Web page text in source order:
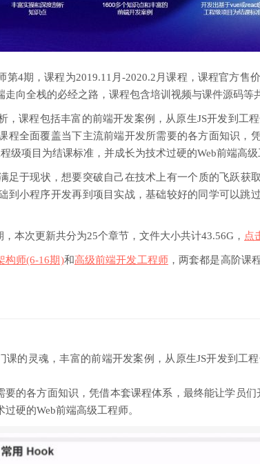
4期，课程为2019.11月-2020.2月课程，课程官方售
向全栈的必经之路，课程包含培训视频与课件源码等
，课程包括丰富的前端开发案例，从原生JS开发到工
程全面覆盖当下主流前端开发所需要的各方面知识，
级项目为结课标准，并成长为技术过硬的Web前端高级
足于现状，想要突破自己在技术上有一个质的飞跃获
到小程序开发再到项目实战，基础较好的同学可以跳
本次更新共分为25个章节，文件大小共计43.56G， 点
构师(6-16期)和高级前端开发工程师，两套都是高阶课
的灵魂，丰富的前端开发案例，从原生JS开发到工
的各方面知识，凭借本套课程体系，最终能让学员们
硬的Web前端高级工程师。